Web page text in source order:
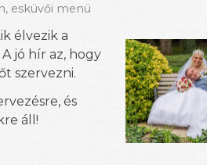
, esküvői menü
élvezik a
jó hír az, hogy
szervezni.
és
áll!